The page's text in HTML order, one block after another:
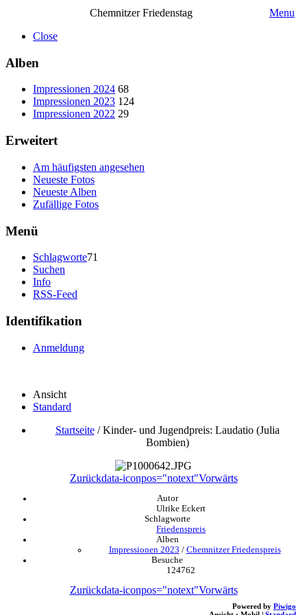
Chemnitzer Friedenstag
Menu
Close
Alben
Impressionen 2024 68
Impressionen 2023 124
Impressionen 2022 29
Erweitert
Am häufigsten angesehen
Neueste Fotos
Neueste Alben
Zufällige Fotos
Menü
Schlagworte71
Suchen
Info
RSS-Feed
Identifikation
Anmeldung
Ansicht
Standard
Startseite/Kinder- und Jugendpreis: Laudatio (Julia
Bombien)
Zurückdata-iconpos="notext"Vorwärts
Autor
Ulrike Eckert
Schlagworte
Friedenspreis
Alben
Impressionen 2023 / Chemnitzer Friedenspreis
Besuche
124762
Zurückdata-iconpos="notext"Vorwärts
Powered by Piwigo